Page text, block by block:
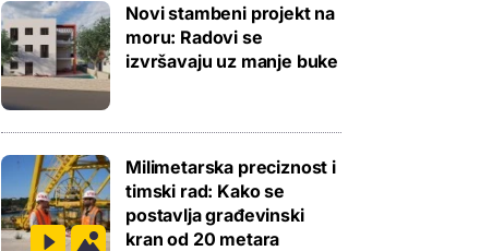
Novi stambeni projekt na
moru: Radovi se
izvršavaju uz manje buke
Milimetarska preciznost i
timski rad: Kako se
postavlja građevinski
kran od 20 metara